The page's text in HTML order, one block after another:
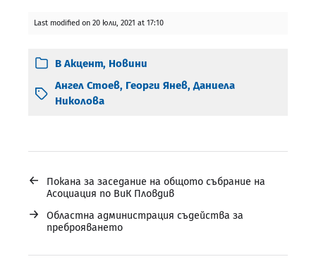
Last modified on 20 юли, 2021 at 17:10
В Акцент, Новини
Ангел Стоев, Георги Янев,Даниела
Николова
←
Покана за заседание на общото събрание на
Асоциация по ВиК Пловдив
→
Областна администрация съдейства за
преброяването